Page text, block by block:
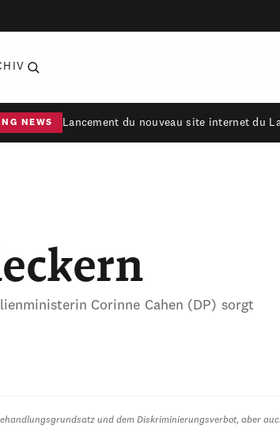
NEWS Lancement du nouveau site internet du
Corinne Cahen (DP) sorgt
und dem Diskriminierungsverbot, aber